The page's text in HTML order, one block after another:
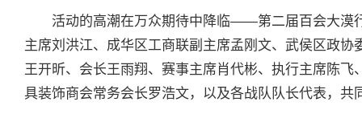
活动的高潮在万众期待中降临——第二届百会大漠
主席刘洪江、成华区工商联副主席孟刚文、武侯区政
王开昕、会长王雨翔、赛事主席肖代彬、执行主席陈
具装饰商会常务会长罗浩文，以及各战队队长代表，